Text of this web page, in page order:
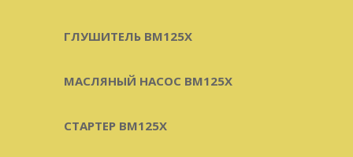
ГЛУШИТЕЛЬ BM125X
МАСЛЯНЫЙ НАСОС BM125X
СТАРТЕР BM125X